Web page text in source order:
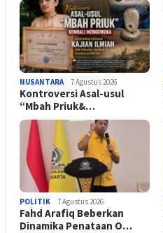
NUSANTARA 7 Agustus 2026
Kontroversi Asal-usul
“Mbah Priuk&…
POLITIK 7 Agustus 2026
Fahd Arafiq Beberkan
Dinamika Penataan O…